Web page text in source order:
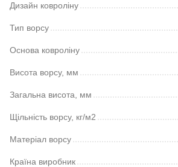
Дизайн ковроліну
Тип ворсу
Основа ковроліну
Висота ворсу, мм
Загальна висота, мм
Щільність ворсу, кг/м2
Матеріал ворсу
Країна виробник